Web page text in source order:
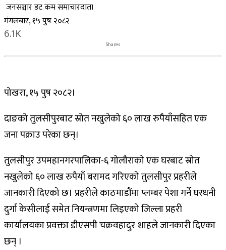
जनसञ्चार डट कम समाचारदाता
मंगलबार, १५ पुष २०८२
6.1K
Shares
पोखरा, १५ पुष २०८२।
दाङको तुलसीपुरबाट स्रोत नखुलेको ६० लाख रुपैयाँसहित एक
जना पक्राउ परेका छन्।
तुलसीपुर उपमहानगरपालिका-६ गोलौराको एक घरबाट स्रोत
नखुलेको ६० लाख रुपैयाँ बरामद गरिएको तुलसीपुर प्रहरीले
जानकारी दिएको छ। प्रहरीले काठमाडौंमा प्लम्बर पेशा गर्ने घरधनी
दुर्गा केसीलाई समेत नियन्त्रणमा लिइएको जिल्ला प्रहरी
कार्यालयका प्रवक्ता डीएसपी चक्रवहादुर शाहले जानकारी दिएका
छन् ।